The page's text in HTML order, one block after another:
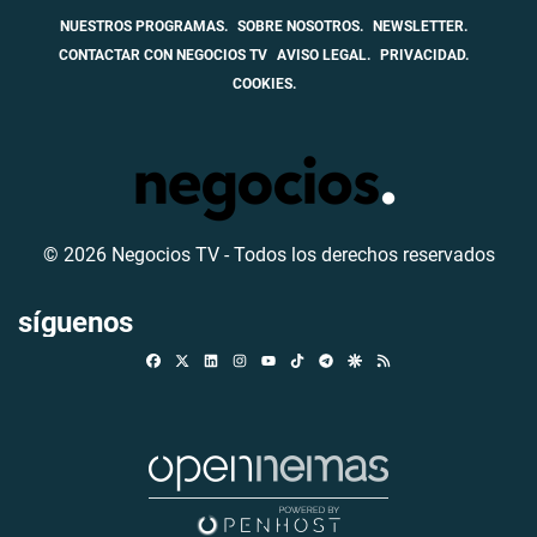
NUESTROS PROGRAMAS. SOBRE NOSOTROS.
NEWSLETTER.
CONTACTAR CON NEGOCIOS TV AVISO LEGAL.
PRIVACIDAD.
COOKIES.
© 2026 Negocios TV - Todos los derechos reservados
síguenos
FacebookLinkedinInstagramTikTokTelegramGoogle Discover